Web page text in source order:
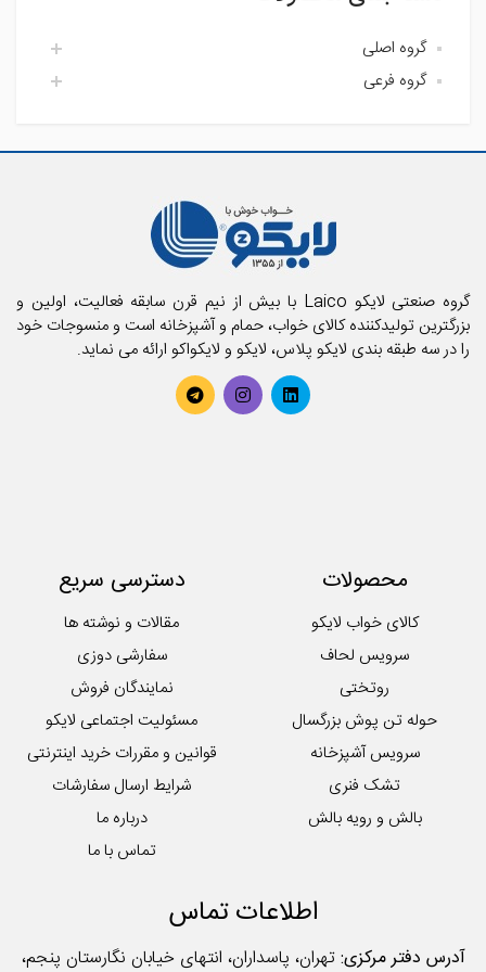
گروه اصلی
اتاق خواب لایکو
حمام لایکو
گروه فرعی
بالش و رویه بالش
تشک فنری و محافظ تشک
تشک میهمان و سفری
حوله استخری
حوله تن پوش بزرگسال
حوله تن پوش کودک
کوسن
محصولات تکی آشپزخانه
گروه صنعتی لایکو Laico با بیش از نیم قرن سابقه فعالیت، اولین و
بزرگترین تولیدکننده کالای خواب، حمام و آشپزخانه است و منسوجات خود
را در سه طبقه بندی لایکو پلاس، لایکو و لایکواکو ارائه می نماید.
محصولات
کالای خواب لایکو
سرویس لحاف
روتختی
حوله تن پوش بزرگسال
سرویس آشپزخانه
تشک فنری
بالش و رویه بالش
دسترسی سریع
مقالات و نوشته ها
سفارشی دوزی
نمایندگان فروش
مسئولیت اجتماعی لایکو
قوانین و مقررات خرید اینترنتی
شرایط ارسال سفارشات
درباره ما
تماس با ما
اطلاعات تماس
آدرس دفتر مرکزی:تهران، پاسداران، انتهای خیابان نگارستان پنجم،